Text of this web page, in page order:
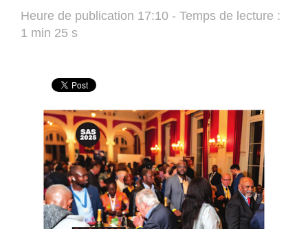
Heure de publication 17:10 - Temps de lecture :
1 min 25 s